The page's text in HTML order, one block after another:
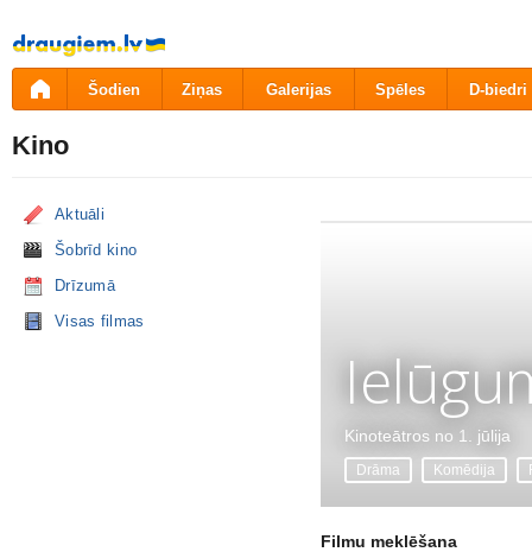
Pāriet
uz
saturu
Šodien Ziņas Galerijas Spēles D-biedri
Kino
Aktuāli
Šobrīd kino
Drīzumā
Visas filmas
Kinoteātros no 1. jūlija
Drāma Komēdija
Filmu meklēšana